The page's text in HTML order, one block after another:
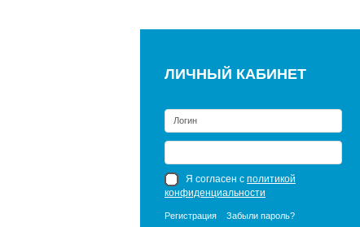
ЛИЧНЫЙ КАБИНЕТ
Я согласен с политикой
конфиденциальности
Регистрация Забыли пароль?